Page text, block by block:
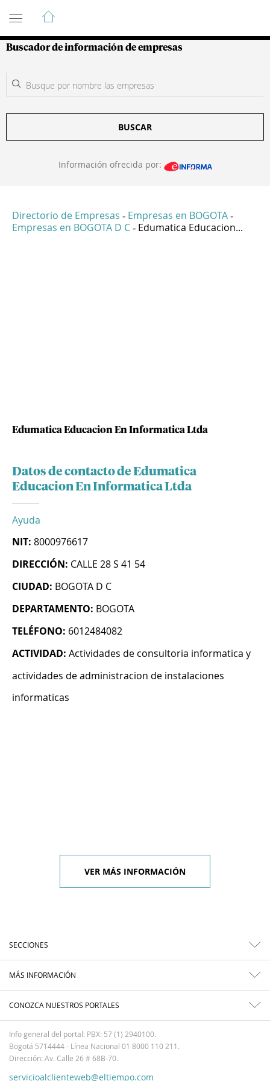
Guía de Empresas Colombianas
Buscador de información de empresas
BUSCAR
Información ofrecida por:
Directorio de Empresas - Empresas en BOGOTA -
Empresas en BOGOTA D C - Edumatica Educacion...
Edumatica Educacion En Informatica Ltda
Datos de contacto de Edumatica
Educacion En Informatica Ltda
Ayuda
NIT: 8000976617
DIRECCIÓN: CALLE 28 S 41 54
CIUDAD: BOGOTA D C
DEPARTAMENTO: BOGOTA
TELÉFONO: 6012484082
ACTIVIDAD: Actividades de consultoria informatica y
actividades de administracion de instalaciones
informaticas
VER MÁS INFORMACIÓN
SECCIONES
MÁS INFORMACIÓN
CONOZCA NUESTROS PORTALES
Info general del portal: PBX: 57 (1) 2940100.
Bogotá 5714444 - Línea Nacional 01 8000 110 211.
Dirección: Av. Calle 26 # 68B-70.
servicioalclienteweb@eltiempo.com